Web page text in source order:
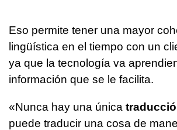
Eso permite tener una mayor
lingüística en el tiempo con un
ya que la tecnología va
información que se le facilita.
«Nunca hay una única
puede traducir una cosa de